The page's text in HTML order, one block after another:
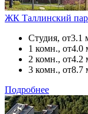
ЖК Таллинский
Студия, от3.1
1 комн., от4.0
2 комн., от4.2
3 комн., от8.7
Подробнее